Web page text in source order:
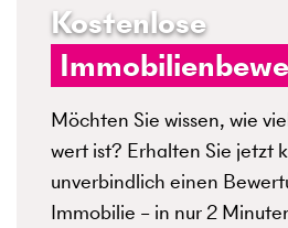
Kostenlose
Möchten Sie wissen, wie
wert ist? Erhalten Sie jetzt
unverbindlich einen
Immobilie – in nur 2